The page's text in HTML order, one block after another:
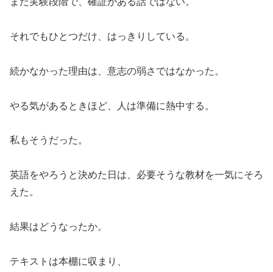
それでもひとつだけ、はっきりしている。
続かなかった理由は、意志の弱さではなかった。
やる気があるときほど、人は準備に熱中する。
私もそうだった。
英語をやろうと決めた日は、必要そうな教材を一気にそろ
えた。
結果はどうなったか。
テキストは本棚に収まり、